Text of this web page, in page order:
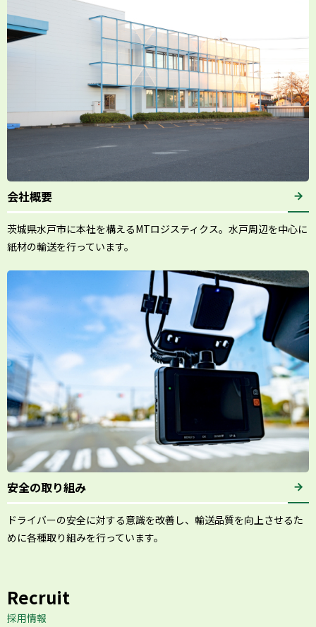
会社概要
茨城県水戸市に本社を構えるMTロジスティクス。水戸周辺を中心に
紙材の輸送を行っています。
安全の取り組み
ドライバーの安全に対する意識を改善し、輸送品質を向上させるた
めに各種取り組みを行っています。
Recruit
採用情報